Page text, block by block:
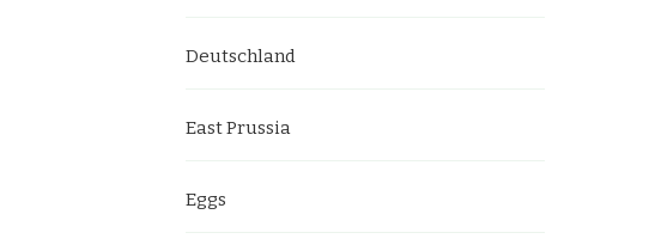
Deutschland
East Prussia
Eggs